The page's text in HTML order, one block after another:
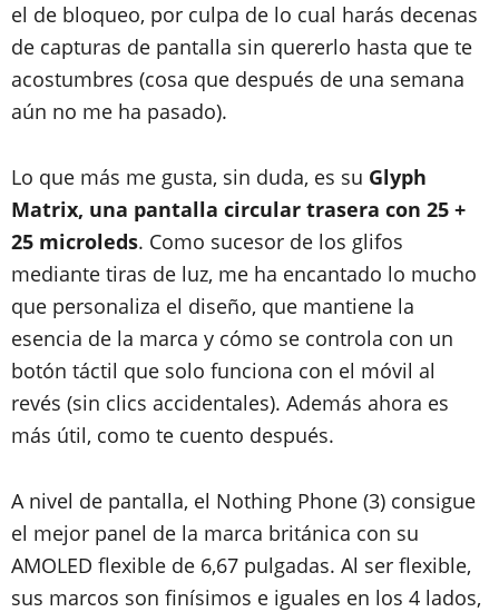
el de bloqueo, por culpa de lo cual harás decenas
de capturas de pantalla sin quererlo hasta que te
acostumbres (cosa que después de una semana
aún no me ha pasado).
Lo que más me gusta, sin duda, es su Glyph
Matrix, una pantalla circular trasera con 25 +
25 microleds. Como sucesor de los glifos
mediante tiras de luz, me ha encantado lo mucho
que personaliza el diseño, que mantiene la
esencia de la marca y cómo se controla con un
botón táctil que solo funciona con el móvil al
revés (sin clics accidentales). Además ahora es
más útil, como te cuento después.
A nivel de pantalla, el Nothing Phone (3) consigue
el mejor panel de la marca británica con su
AMOLED flexible de 6,67 pulgadas. Al ser flexible,
sus marcos son finísimos e iguales en los 4 lados,